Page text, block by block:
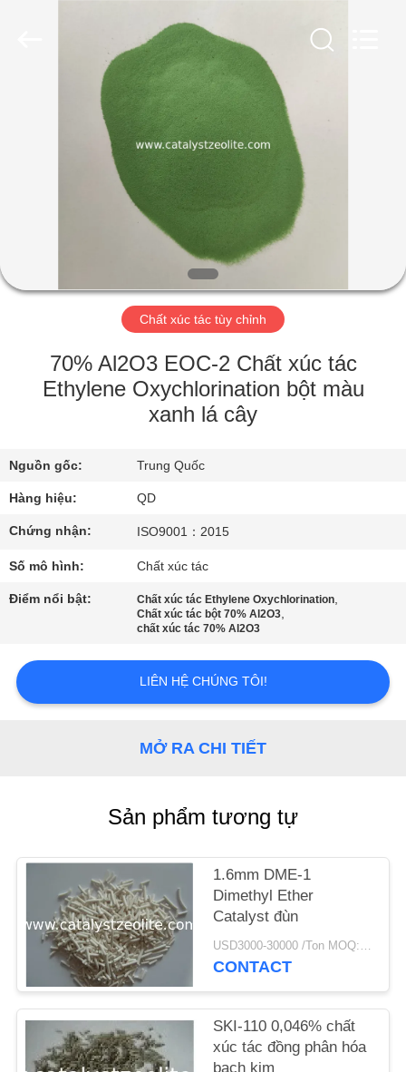
VỀ
NHÀ
MÁY
KIỂM
SOÁT
LƯỢNG
LIÊN
TIN
CÁC
TRƯỜNG
HỢP
SƠ
Chất xúc tác tùy chỉnh
70% Al2O3 EOC-2 Chất xúc tác
Ethylene Oxychlorination bột màu
xanh lá cây
Nguồn gốc: Trung Quốc
Hàng hiệu: QD
Chứng nhận: ISO9001：2015
Số mô hình: Chất xúc tác
Điểm nổi bật: Chất xúc tác Ethylene Oxychlorination,
Chất xúc tác bột 70% Al2O3,
chất xúc tác 70% Al2O3
LIÊN HỆ CHÚNG TÔI!
MỞ RA CHI TIẾT
Sản phẩm tương tự
1.6mm DME-1
Dimethyl Ether
Catalyst đùn
USD3000-30000 /Ton MOQ:1 kg
CONTACT
SKI-110 0,046% chất
xúc tác đồng phân hóa
bạch kim